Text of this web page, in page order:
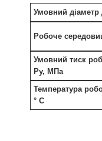
Умовний
Робоче
Умовний тиск
Ру, МПа
Температура
° С